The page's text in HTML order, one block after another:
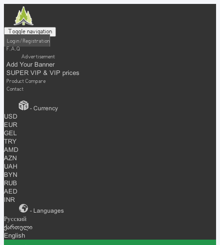
Toggle navigation
Login / Registration
F.A.Q
Advertisement
Add Your Banner
SUPER VIP & VIP prices
Product Compare
Contact
- Currency
USD
EUR
GEL
TRY
AMD
AZN
UAH
BYN
RUB
AED
INR
- Languages
Русский
ქართული
English